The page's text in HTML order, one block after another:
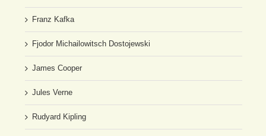
Franz Kafka
Fjodor Michailowitsch Dostojewski
James Cooper
Jules Verne
Rudyard Kipling